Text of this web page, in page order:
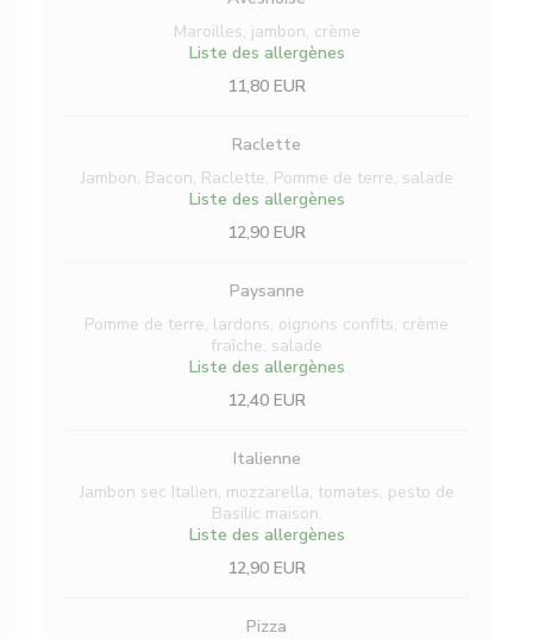
Maroilles, jambon, crème
Liste des allergènes
11,80 EUR
Raclette
Jambon, Bacon, Raclette, Pomme de terre, salade
Liste des allergènes
12,90 EUR
Paysanne
Pomme de terre, lardons, oignons confits, crème
fraîche, salade
Liste des allergènes
12,40 EUR
Italienne
Jambon sec Italien, mozzarella, tomates, pesto de
Basilic maison.
Liste des allergènes
12,90 EUR
Pizza